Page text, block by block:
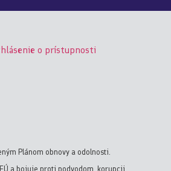
o prístupnosti
Plánom obnovy a odolnosti.
a bojuje proti podvodom, korupcii,